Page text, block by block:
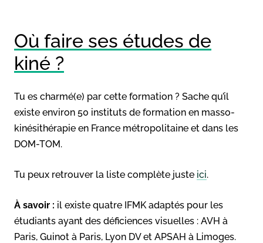
Où faire ses études de
kiné ?
Tu es charmé(e) par cette formation ? Sache qu’il
existe environ 50 instituts de formation en masso-
kinésithérapie en France métropolitaine et dans les
DOM-TOM.
Tu peux retrouver la liste complète juste ici.
À savoir : il existe quatre IFMK adaptés pour les
étudiants ayant des déficiences visuelles : AVH à
Paris, Guinot à Paris, Lyon DV et APSAH à Limoges.